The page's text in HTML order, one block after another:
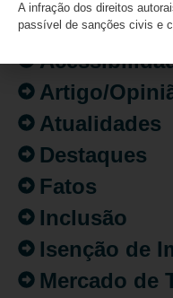
CATEGORIAS
Artigo/
Atualidades
Destaques
Fatos
Inclusão
Isenção de
Mercado de
A infração dos direitos
passível de sanções civis e